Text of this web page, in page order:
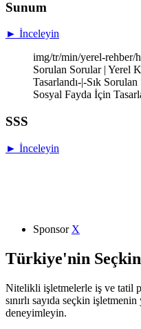
Sunum
► İnceleyin
img/tr/min/yerel-rehber/
Sorulan Sorular | Yerel
Tasarlandı-|-Sık
Sosyal Fayda İçin
SSS
► İnceleyin
Sponsor X
Türkiye'nin
Nitelikli işletmelerle iş ve tatil
sınırlı sayıda seçkin
deneyimleyin.